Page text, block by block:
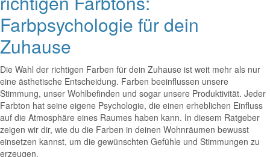
Farbpsychologie für dein
Zuhause
Die Wahl der richtigen Farben für dein Zuhause ist weit mehr als nur
eine ästhetische Entscheidung. Farben beeinflussen unsere
Stimmung, unser Wohlbefinden und sogar unsere Produktivität. Jeder
Farbton hat seine eigene Psychologie, die einen erheblichen Einfluss
auf die Atmosphäre eines Raumes haben kann. In diesem Ratgeber
zeigen wir dir, wie du die Farben in deinen Wohnräumen bewusst
einsetzen kannst, um die gewünschten Gefühle und Stimmungen zu
erzeugen.